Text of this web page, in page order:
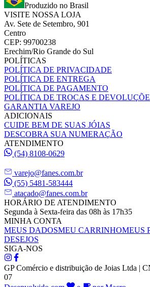
Produzido no Brasil
VISITE NOSSA LOJA
Av. Sete de Setembro, 901
Centro
CEP: 99700238
Erechim/Rio Grande do Sul
POLÍTICAS
POLÍTICA DE PRIVACIDADE
POLÍTICA DE ENTREGA
POLÍTICA DE PAGAMENTO
POLÍTICA DE TROCAS E
GARANTIA VAREJO
ADICIONAIS
CUIDE BEM DE SUAS JÓIAS
DESCOBRA SUA NUMERAÇÃO
ATENDIMENTO
(54) 8108-0629
varejo@fanes.com.br
(55) 5481-583444
atacado@fanes.com.br
HORÁRIO DE ATENDIMENTO
Segunda à Sexta-feira das 08h às 17h35
MINHA CONTA
MEUS DADOSMEU CARRINHOMEUS
DESEJOS
SIGA-NOS
GP Comércio e distribuição de Joias Ltda |
07